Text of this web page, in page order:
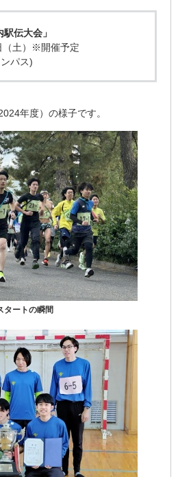
伝大会」
（土）※開催予定
パス)
年度）の様子です。
タートの瞬間